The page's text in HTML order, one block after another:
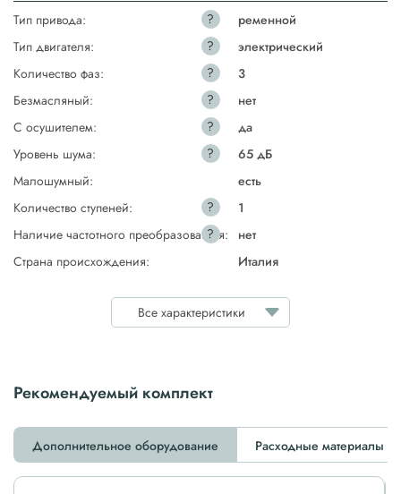
Тип привода: ?
ременной
Тип двигателя:
?
электрический
Количество фаз:
?
3
Безмасляный:
?
нет
С осушителем:
?
да
Уровень шума:
?
65 дБ
Малошумный:
есть
Количество ступеней:
?
1
Наличие частотного преобразователя:
?
нет
Страна происхождения:
Италия
Все характеристики
Рекомендуемый комплект
Дополнительное оборудование Расходные материалы